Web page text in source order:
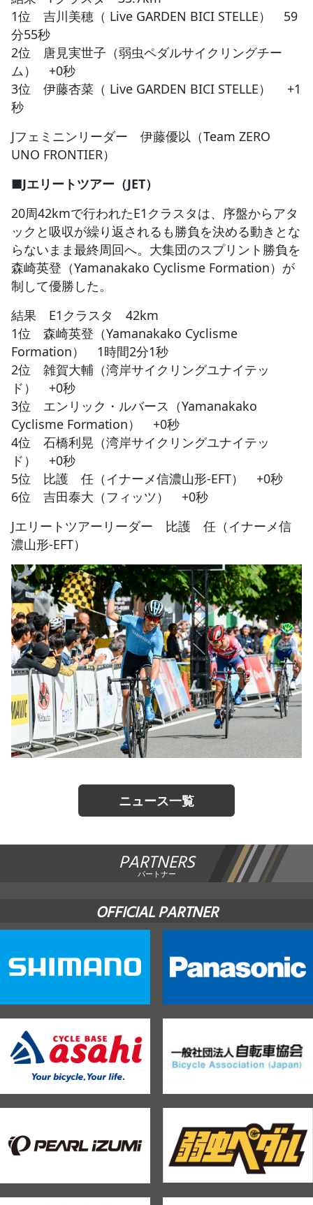
1位 吉川美穂（ Live GARDEN BICI STELLE） 59
分55秒
2位 唐見実世子（弱虫ペダルサイクリングチー
ム） +0秒
3位 伊藤杏菜（ Live GARDEN BICI STELLE） +1
秒
Jフェミニンリーダー 伊藤優以（Team ZERO
UNO FRONTIER）
■Jエリートツアー（JET）
20周42kmで行われたE1クラスタは、序盤からアタ
ックと吸収が繰り返されるも勝負を決める動きとな
らないまま最終周回へ。大集団のスプリント勝負を
森崎英登（Yamanakako Cyclisme Formation）が
制して優勝した。
結果 E1クラスタ 42km
1位 森崎英登（Yamanakako Cyclisme
Formation） 1時間2分1秒
2位 雑賀大輔（湾岸サイクリングユナイテッ
ド） +0秒
3位 エンリック・ルバース（Yamanakako
Cyclisme Formation） +0秒
4位 石橋利晃（湾岸サイクリングユナイテッ
ド） +0秒
5位 比護 任（イナーメ信濃山形-EFT） +0秒
6位 吉田泰大（フィッツ） +0秒
Jエリートツアーリーダー 比護 任（イナーメ信
濃山形-EFT）
ニュース一覧
PARTNERS
パートナー
OFFICIAL PARTNER